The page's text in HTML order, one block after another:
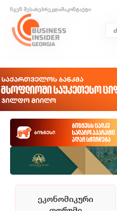
ჩვენ შესახებრეკლამაკონტაქტი
ეკონომიკური